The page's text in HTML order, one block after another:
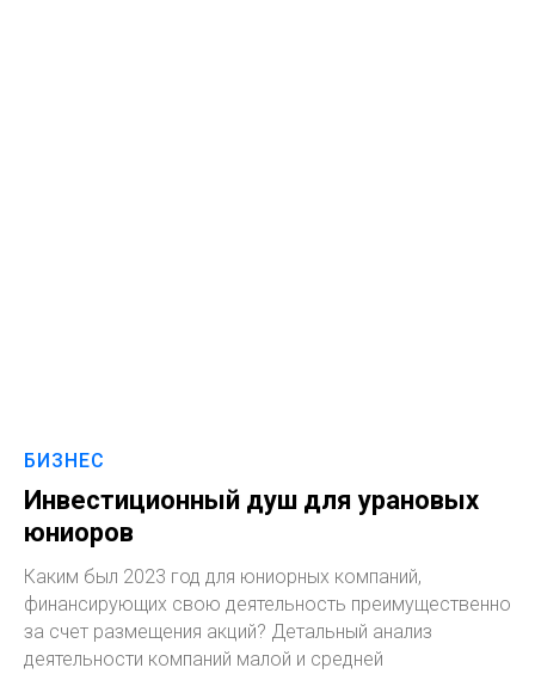
БИЗНЕС
Инвестиционный душ для урановых
юниоров
Каким был 2023 год для юниорных компаний,
финансирующих свою деятельность преимущественно
за счет размещения акций? Детальный анализ
деятельности компаний малой и средней